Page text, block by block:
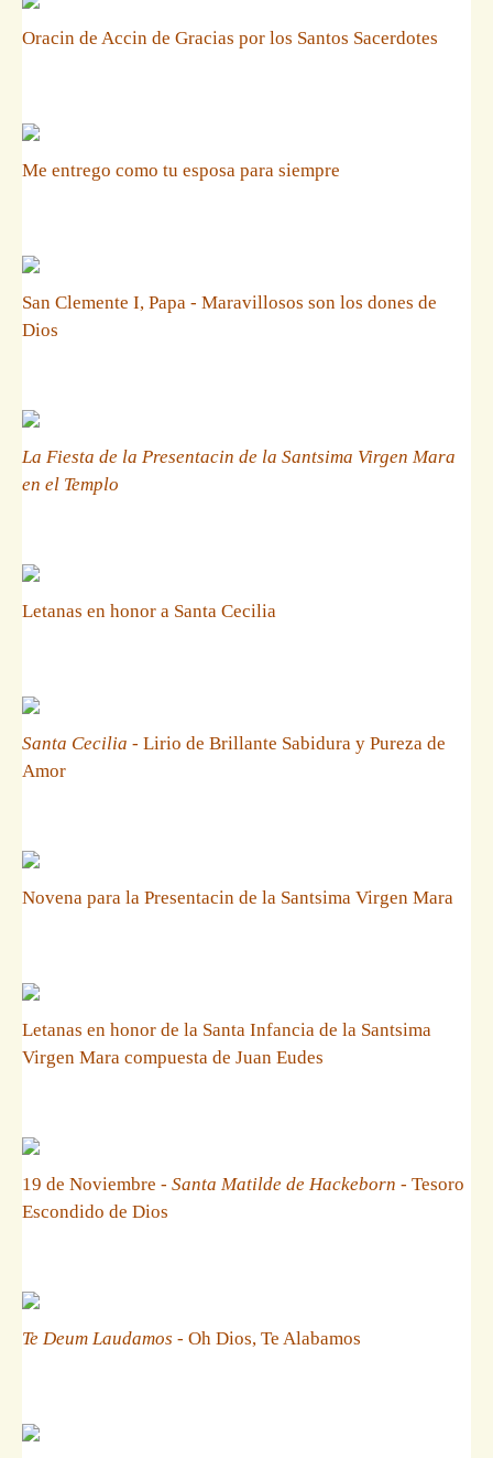
Oracin de Accin de Gracias por los Santos Sacerdotes
Me entrego como tu esposa para siempre
San Clemente I, Papa - Maravillosos son los dones de
Dios
La Fiesta de la Presentacin de la Santsima Virgen Mara
en el Templo
Letanas en honor a Santa Cecilia
Santa Cecilia - Lirio de Brillante Sabidura y Pureza de
Amor
Novena para la Presentacin de la Santsima Virgen Mara
Letanas en honor de la Santa Infancia de la Santsima
Virgen Mara compuesta de Juan Eudes
19 de Noviembre - Santa Matilde de Hackeborn - Tesoro
Escondido de Dios
Te Deum Laudamos - Oh Dios, Te Alabamos